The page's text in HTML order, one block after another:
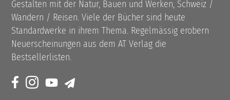
Gestalten mit der Natur, Bauen und Werken, Schweiz /
Wandern / Reisen. Viele der Bücher sind heute
Standardwerke in ihrem Thema. Regelmässig erobern
Neuerscheinungen aus dem AT Verlag die
Bestsellerlisten.